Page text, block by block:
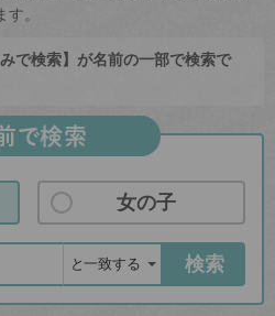
。
で検索】が名前の一部で検索で
で検索
女の子
検索